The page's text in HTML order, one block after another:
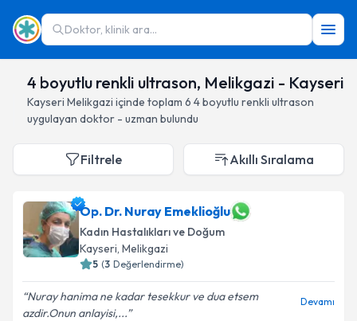
Doktor, klinik ara...
4 boyutlu renkli ultrason, Melikgazi - Kayseri
Kayseri Melikgazi içinde toplam 6 4 boyutlu renkli ultrason
uygulayan doktor - uzman bulundu
Filtrele Akıllı Sıralama
Op. Dr. Nuray Emeklioğlu
Kadın Hastalıkları ve Doğum
Kayseri, Melikgazi
5 (3 Değerlendirme)
Nuray hanima ne kadar tesekkur ve dua etsem
azdir.Onun anlayisi,...
Devamı